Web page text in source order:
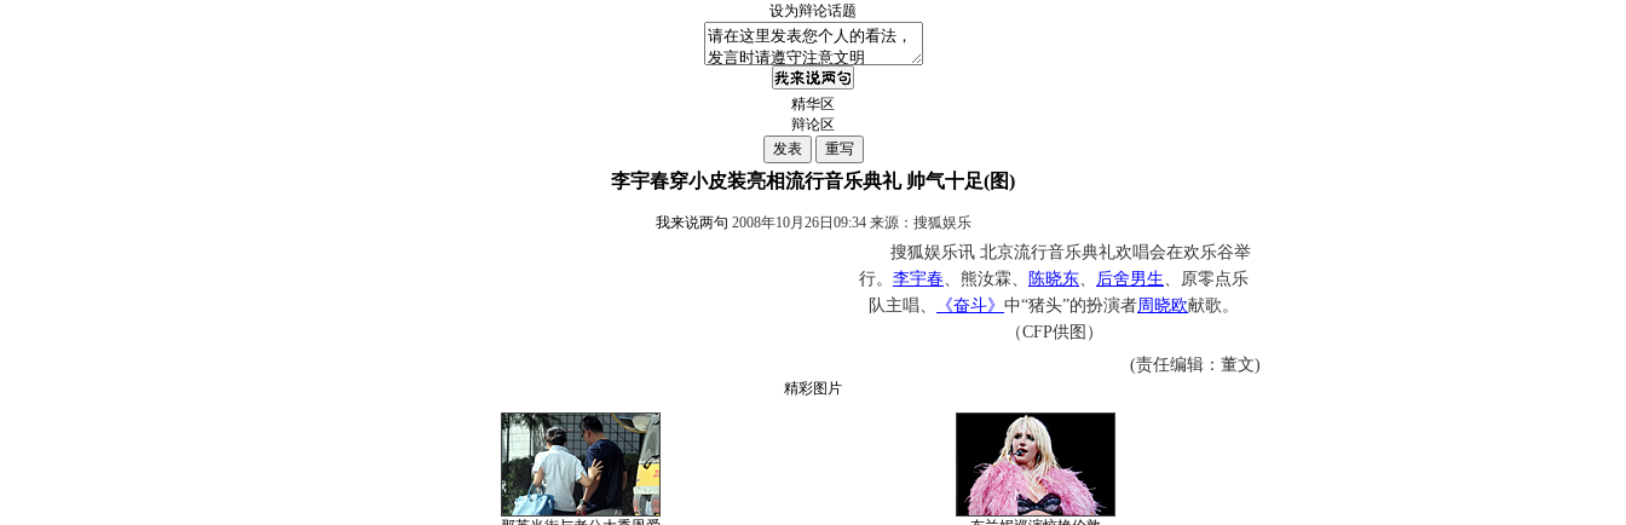
设为辩论话题
精华区
辩论区
李宇春穿小皮装亮相流行音乐典礼 帅气十足(图)
我来说两句 2008年10月26日09:34 来源：搜狐娱乐
搜狐娱乐讯 北京流行音乐典礼欢唱会在欢乐谷举
行。 李宇春、熊汝霖、 陈晓东、 后舍男生、原零点乐
队主唱、
《奋斗》 中“猪头”的扮演者周晓欧献歌。
（CFP供图）
(责任编辑：董文)
精彩图片